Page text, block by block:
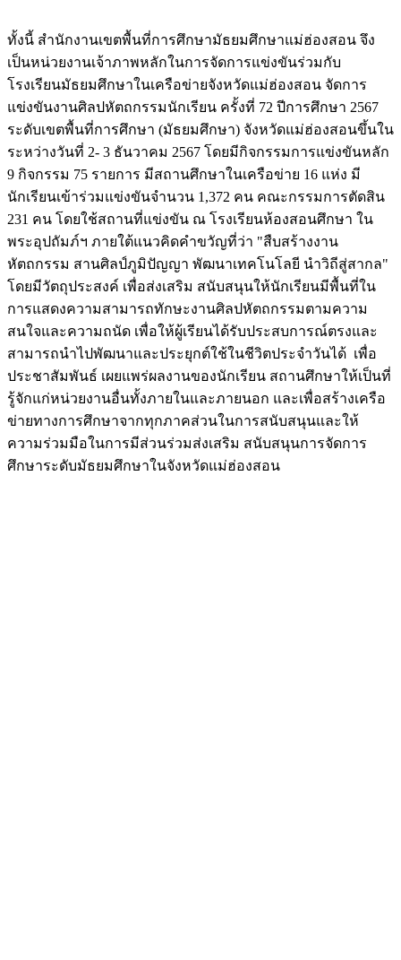
ทั้งนี้ สำนักงานเขตพื้นที่การศึกษามัธยมศึกษาแม่ฮ่องสอน จึง
เป็นหน่วยงานเจ้าภาพหลักในการจัดการแข่งขันร่วมกับ
โรงเรียนมัธยมศึกษาในเครือข่ายจังหวัดแม่ฮ่องสอน จัดการ
แข่งขันงานศิลปหัตถกรรมนักเรียน ครั้งที่ 72 ปีการศึกษา 2567
ระดับเขตพื้นที่การศึกษา (มัธยมศึกษา) จังหวัดแม่ฮ่องสอนขึ้นใน
ระหว่างวันที่ 2- 3 ธันวาคม 2567 โดยมีกิจกรรมการแข่งขันหลัก
9 กิจกรรม 75 รายการ มีสถานศึกษาในเครือข่าย 16 แห่ง มี
นักเรียนเข้าร่วมแข่งขันจำนวน 1,372 คน คณะกรรมการตัดสิน
231 คน โดยใช้สถานที่แข่งขัน ณ โรงเรียนห้องสอนศึกษา ใน
พระอุปถัมภ์ฯ ภายใต้แนวคิดคำขวัญที่ว่า "สืบสร้างงาน
หัตถกรรม สานศิลป์ภูมิปัญญา พัฒนาเทคโนโลยี นำวิถีสู่สากล"
โดยมีวัตถุประสงค์ เพื่อส่งเสริม สนับสนุนให้นักเรียนมีพื้นที่ใน
การแสดงความสามารถทักษะงานศิลปหัตถกรรมตามความ
สนใจและความถนัด เพื่อให้ผู้เรียนได้รับประสบการณ์ตรงและ
สามารถนำไปพัฒนาและประยุกต์ใช้ในชีวิตประจำวันได้ เพื่อ
ประชาสัมพันธ์ เผยแพร่ผลงานของนักเรียน สถานศึกษาให้เป็นที่
รู้จักแก่หน่วยงานอื่นทั้งภายในและภายนอก และเพื่อสร้างเครือ
ข่ายทางการศึกษาจากทุกภาคส่วนในการสนับสนุนและให้
ความร่วมมือในการมีส่วนร่วมส่งเสริม สนับสนุนการจัดการ
ศึกษาระดับมัธยมศึกษาในจังหวัดแม่ฮ่องสอน